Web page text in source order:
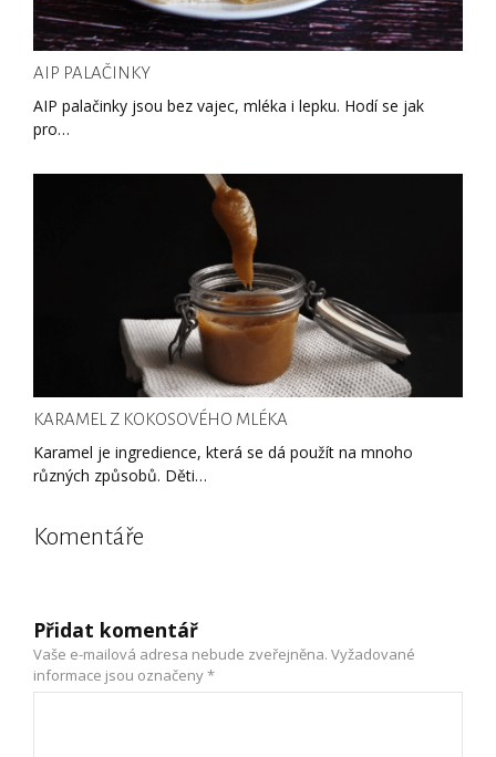
AIP PALAČINKY
AIP palačinky jsou bez vajec, mléka i lepku. Hodí se jak
pro…
KARAMEL Z KOKOSOVÉHO MLÉKA
Karamel je ingredience, která se dá použít na mnoho
různých způsobů. Děti…
Komentáře
Přidat komentář
Vaše e-mailová adresa nebude zveřejněna. Vyžadované
informace jsou označeny*